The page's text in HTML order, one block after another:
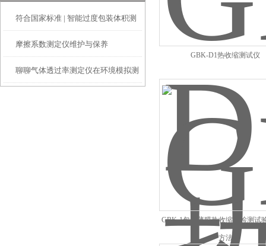
符合国家标准 | 智能过度包装体积测
量系统助力行业告别过度包装
摩擦系数测定仪维护与保养
聊聊气体透过率测定仪在环境模拟测
GBK-D1热收缩测试仪
GBK-1包装薄膜热收缩性检测试
方法